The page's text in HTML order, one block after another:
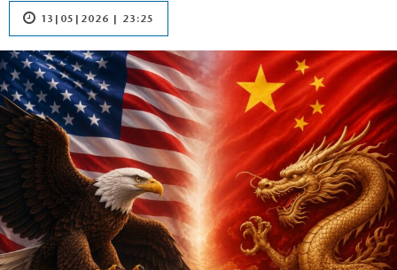
13|05|2026 | 23:25